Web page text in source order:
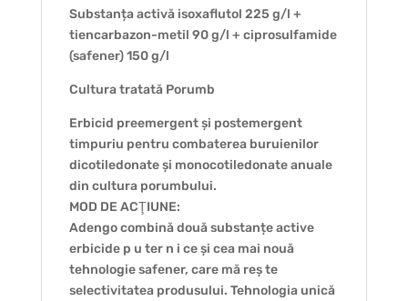
Substanța activă isoxaflutol 225 g/l +
tiencarbazon-metil 90 g/l + ciprosulfamide
(safener) 150 g/l
Cultura tratată Porumb
Erbicid preemergent și postemergent
timpuriu pentru combaterea buruienilor
dicotiledonate și monocotiledonate anuale
din cultura porumbului.
MOD DE ACŢIUNE:
Adengo combină două substanțe active
erbicide p u ter n i ce și cea mai nouă
tehnologie safener, care mă reș te
selectivitatea produsului. Tehnologia unică